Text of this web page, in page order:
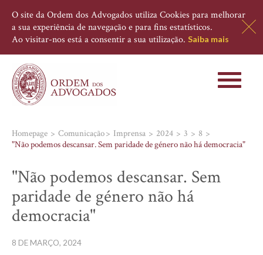
O site da Ordem dos Advogados utiliza Cookies para melhorar
a sua experiência de navegação e para fins estatísticos.
Ao visitar-nos está a consentir a sua utilização. Saiba mais
Toggle
Homepage Comunicação Imprensa 2024 3
8
"Não podemos descansar. Sem paridade de género não há democracia"
"Não podemos descansar. Sem
paridade de género não há
democracia"
8 DE MARÇO, 2024